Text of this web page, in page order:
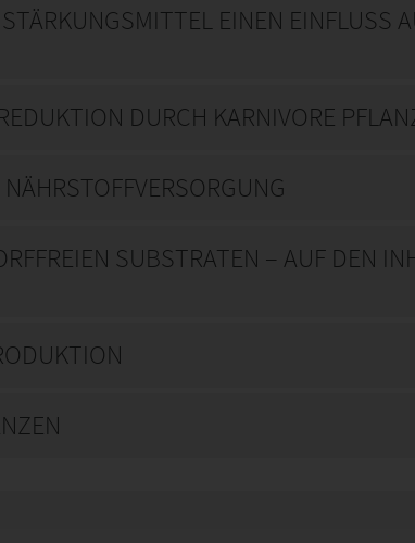
EINEN EINFLUSS
DURCH KARNIVORE
SUBSTRATEN – AUF DEN